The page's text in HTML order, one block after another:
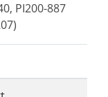
PI200-887